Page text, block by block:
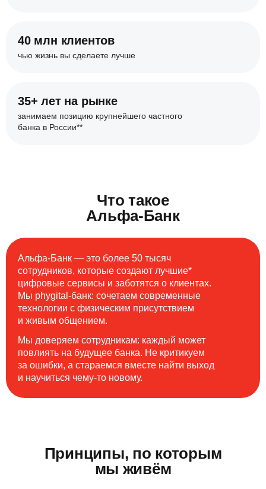
40 млн клиентов
чью жизнь вы сделаете лучше
35+ лет на рынке
занимаем позицию крупнейшего частного
банка в России**
Что такое
Альфа-Банк
Альфа-Банк — это более 50 тысяч
сотрудников, которые создают лучшие*
цифровые сервисы и заботятся о клиентах.
Мы phygital-банк: сочетаем современные
технологии с физическим присутствием
и живым общением.
Мы доверяем сотрудникам: каждый может
повлиять на будущее банка. Не критикуем
за ошибки, а стараемся вместе найти выход
и научиться чему-то новому.
Принципы, по которым
мы живём